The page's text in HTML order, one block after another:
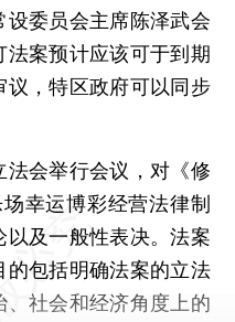
委员会主席陈泽武会
案预计应该可于到期
议，特区政府可以同步
会举行会议，对《修
幸运博彩经营法律制
及一般性表决。法案
包括明确法案的立法
社会和经济角度上的